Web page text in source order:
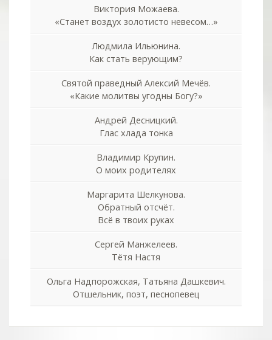
Виктория Можаева.
«Станет воздух золотисто невесом…»
Людмила Ильюнина.
Как стать верующим?
Святой праведный Алексий Мечёв.
«Какие молитвы угодны Богу?»
Андрей Десницкий.
Глас хлада тонка
Владимир Крупин.
О моих родителях
Маргарита Шелкунова.
Обратный отсчёт.
Всё в твоих руках
Сергей Манжелеев.
Тётя Настя
Ольга Надпорожская, Татьяна Дашкевич.
Отшельник, поэт, песнопевец